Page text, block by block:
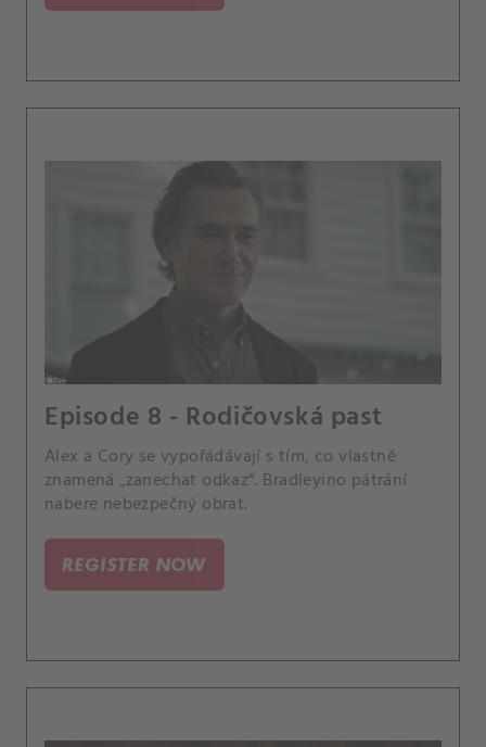
Episode 8 - Rodičovská past
Alex a Cory se vypořádávají s tím, co vlastně
znamená „zanechat odkaz“. Bradleyino pátrání
nabere nebezpečný obrat.
REGISTER NOW